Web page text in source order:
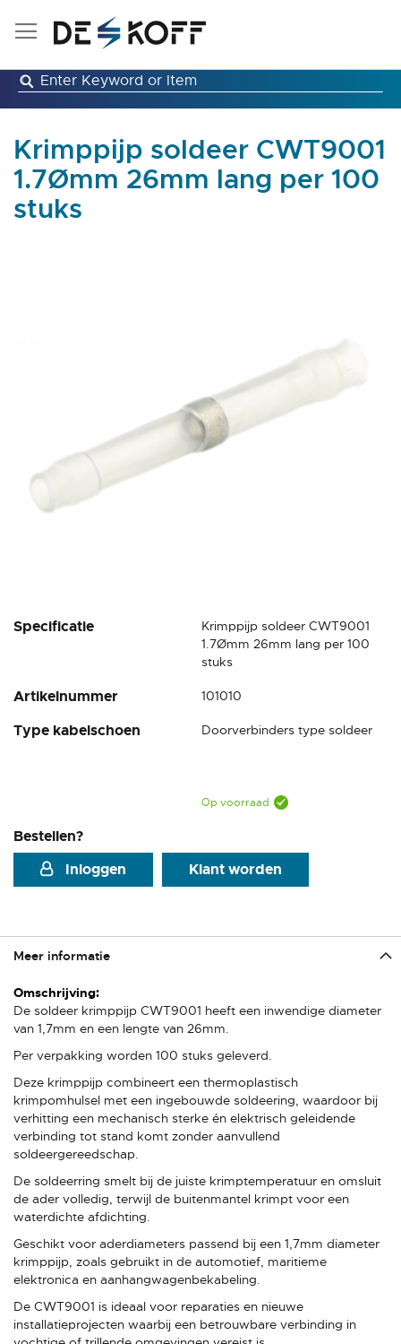
Ga
inhoud
Krimppijp soldeer CWT9001
1.7Ømm 26mm lang per 100
stuks
Specificatie
Krimppijp soldeer CWT9001
1.7Ømm 26mm lang per 100
stuks
Artikelnummer 101010
Type kabelschoen Doorverbinders type soldeer
Op voorraad
Bestellen?
Inloggen
Klant worden
Ga
van
afbeeldingen-
Meer informatie
Meer
informatie
De soldeer krimppijp CWT9001 heeft een inwendige diameter
van 1,7mm en een lengte van 26mm.
Per verpakking worden 100 stuks geleverd.
Deze krimppijp combineert een thermoplastisch
krimpomhulsel met een ingebouwde soldeering, waardoor bij
verhitting een mechanisch sterke én elektrisch geleidende
verbinding tot stand komt zonder aanvullend
soldeergereedschap.
De soldeerring smelt bij de juiste krimptemperatuur en omsluit
de ader volledig, terwijl de buitenmantel krimpt voor een
waterdichte afdichting.
Geschikt voor aderdiameters passend bij een 1,7mm diameter
krimppijp, zoals gebruikt in de automotief, maritieme
elektronica en aanhangwagenbekabeling.
De CWT9001 is ideaal voor reparaties en nieuwe
installatieprojecten waarbij een betrouwbare verbinding in